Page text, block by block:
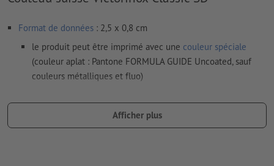
Format de données : 2,5 x 0,8 cm
le produit peut être imprimé avec une couleur spéciale
(couleur aplat : Pantone FORMULA GUIDE Uncoated, sauf
couleurs métalliques et fluo)
(Pantone 877 C) sont disponibles. Veuillez indiquer pour cela
la couleur aplat « gold » (or) ou « silver » (argent) dans vos
Afficher plus